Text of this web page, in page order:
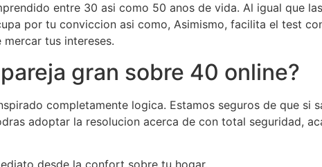
entre 30 asi­ como 50 anos de vida. Al igual que
por tu conviccion asi­ como, Asimismo, facilita el test
tus intereses.
gran sobre 40 online?
completamente logica. Estamos seguros de que si
adoptar la resolucion acerca de con total seguridad,
desde la confort sobre tu hogar.